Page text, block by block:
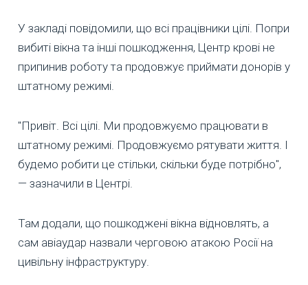
У закладі повідомили, що всі працівники цілі. Попри
вибиті вікна та інші пошкодження, Центр крові не
припинив роботу та продовжує приймати донорів у
штатному режимі.
"Привіт. Всі цілі. Ми продовжуємо працювати в
штатному режимі. Продовжуємо рятувати життя. І
будемо робити це стільки, скільки буде потрібно",
— зазначили в Центрі.
Там додали, що пошкоджені вікна відновлять, а
сам авіаудар назвали черговою атакою Росії на
цивільну інфраструктуру.